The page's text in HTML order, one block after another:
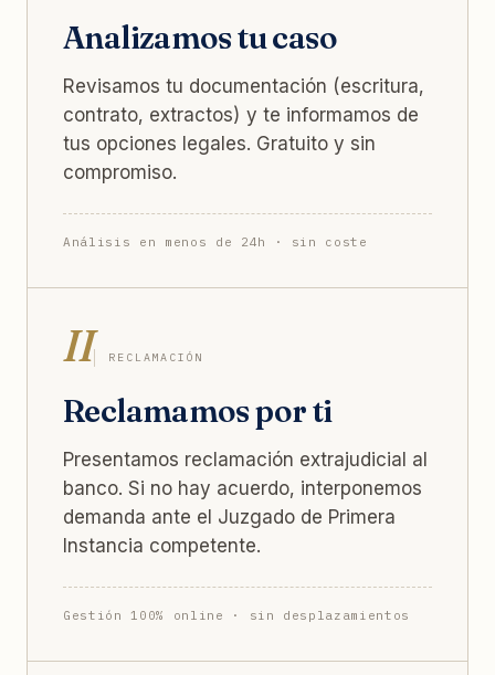
Analizamos tu caso
Revisamos tu documentación (escritura,
contrato, extractos) y te informamos de
tus opciones legales. Gratuito y sin
compromiso.
Análisis en menos de 24h · sin coste
II RECLAMACIÓN
Reclamamos por ti
Presentamos reclamación extrajudicial al
banco. Si no hay acuerdo, interponemos
demanda ante el Juzgado de Primera
Instancia competente.
Gestión 100% online · sin desplazamientos